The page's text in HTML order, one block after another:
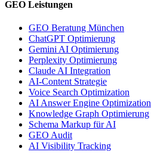
GEO Leistungen
GEO Beratung München
ChatGPT Optimierung
Gemini AI Optimierung
Perplexity Optimierung
Claude AI Integration
AI-Content Strategie
Voice Search Optimization
AI Answer Engine Optimization
Knowledge Graph Optimierung
Schema Markup für AI
GEO Audit
AI Visibility Tracking